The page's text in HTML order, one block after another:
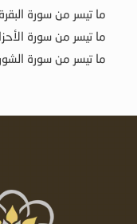
ما تيسر من سورة
ما تيسر من سورة
ما تيسر من سورة